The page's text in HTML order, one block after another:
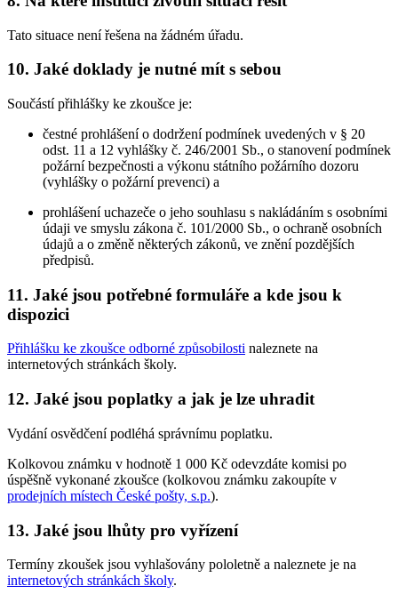
Tato situace není řešena na žádném úřadu.
10. Jaké doklady je nutné mít s sebou
Součástí přihlášky ke zkoušce je:
čestné prohlášení o dodržení podmínek uvedených v § 20
odst. 11 a 12 vyhlášky č. 246/2001 Sb., o stanovení podmínek
požární bezpečnosti a výkonu státního požárního dozoru
(vyhlášky o požární prevenci) a
prohlášení uchazeče o jeho souhlasu s nakládáním s osobními
údaji ve smyslu zákona č. 101/2000 Sb., o ochraně osobních
údajů a o změně některých zákonů, ve znění pozdějších
předpisů.
11. Jaké jsou potřebné formuláře a kde jsou k
dispozici
Přihlášku ke zkoušce odborné způsobilosti naleznete na
internetových stránkách školy.
12. Jaké jsou poplatky a jak je lze uhradit
Vydání osvědčení podléhá správnímu poplatku.
Kolkovou známku v hodnotě 1 000 Kč odevzdáte komisi po
úspěšně vykonané zkoušce (kolkovou známku zakoupíte v
prodejních místech České pošty, s.p.).
13. Jaké jsou lhůty pro vyřízení
Termíny zkoušek jsou vyhlašovány pololetně a naleznete je na
internetových stránkách školy.